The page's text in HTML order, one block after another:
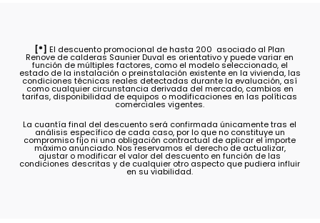
[*] El descuento promocional de hasta 200  asociado al Plan
Renove de calderas Saunier Duval es orientativo y puede variar en
función de múltiples factores, como el modelo seleccionado, el
estado de la instalación o preinstalación existente en la vivienda, las
condiciones técnicas reales detectadas durante la evaluación, así
como cualquier circunstancia derivada del mercado, cambios en
tarifas, disponibilidad de equipos o modificaciones en las políticas
comerciales vigentes.
La cuantía final del descuento será confirmada únicamente tras el
análisis específico de cada caso, por lo que no constituye un
compromiso fijo ni una obligación contractual de aplicar el importe
máximo anunciado. Nos reservamos el derecho de actualizar,
ajustar o modificar el valor del descuento en función de las
condiciones descritas y de cualquier otro aspecto que pudiera influir
en su viabilidad.